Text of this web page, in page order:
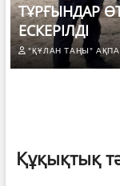
ТҰРҒЫНДАР
ЕСКЕРІЛДІ
"ҚҰЛАН ТАҢЫ"
Құқықтық